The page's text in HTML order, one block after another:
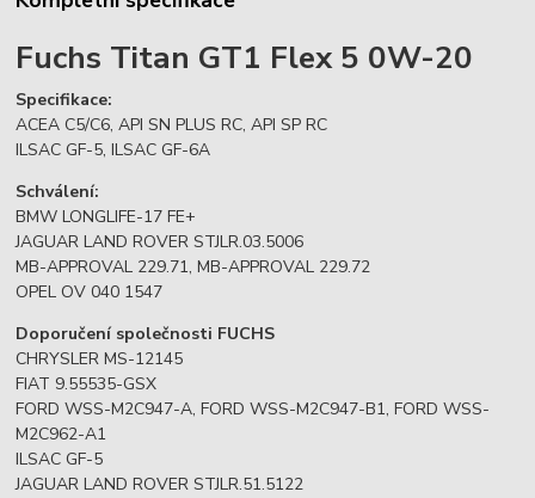
Fuchs Titan GT1 Flex 5 0W-20
Specifikace:
ACEA C5/C6, API SN PLUS RC, API SP RC
ILSAC GF-5, ILSAC GF-6A
Schválení:
BMW LONGLIFE-17 FE+
JAGUAR LAND ROVER STJLR.03.5006
MB-APPROVAL 229.71, MB-APPROVAL 229.72
OPEL OV 040 1547
Doporučení společnosti FUCHS
CHRYSLER MS-12145
FIAT 9.55535-GSX
FORD WSS-M2C947-A, FORD WSS-M2C947-B1, FORD WSS-
M2C962-A1
ILSAC GF-5
JAGUAR LAND ROVER STJLR.51.5122